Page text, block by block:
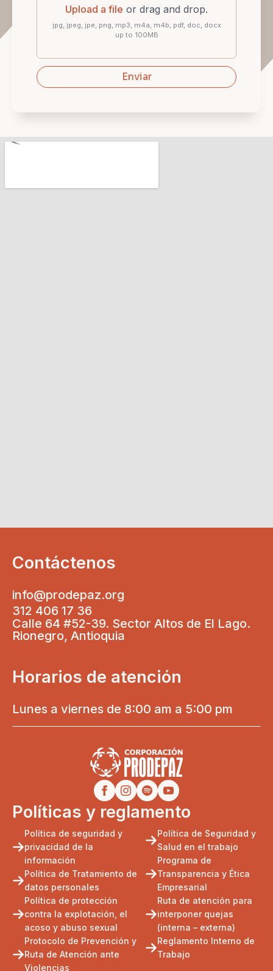
Upload a file or drag and drop.
jpg, jpeg, jpe, png, mp3, m4a, m4b, pdf, doc, docx
up to 100MB
Enviar
Contáctenos
info@prodepaz.org
312 406 17 36
Calle 64 #52-39. Sector Altos de El Lago.
Rionegro, Antioquia
Horarios de atención
Lunes a viernes de 8:00 am a 5:00 pm
Políticas y reglamento
Política de seguridad y
privacidad de la
información
Política de Tratamiento de
datos personales
Política de protección
contra la explotación, el
acoso y abuso sexual
Protocolo de Prevención y
Ruta de Atención ante
Violencias
Política de Seguridad y
Salud en el trabajo
Programa de
Transparencia y Ética
Empresarial
Ruta de atención para
interponer quejas
(interna – externa)
Reglamento Interno de
Trabajo